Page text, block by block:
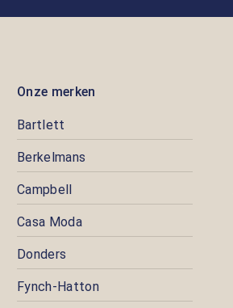
Onze merken
Bartlett
Berkelmans
Campbell
Casa Moda
Donders
Fynch-Hatton